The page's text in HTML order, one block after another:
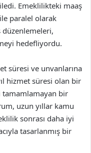
Emeklilikteki maaş
paralel olarak
hedefliyordu.
süresi ve unvanlarına
hizmet süresi olan bir
tamamlamayan bir
uzun yıllar kamu
sonrası daha iyi
tasarlanmış bir